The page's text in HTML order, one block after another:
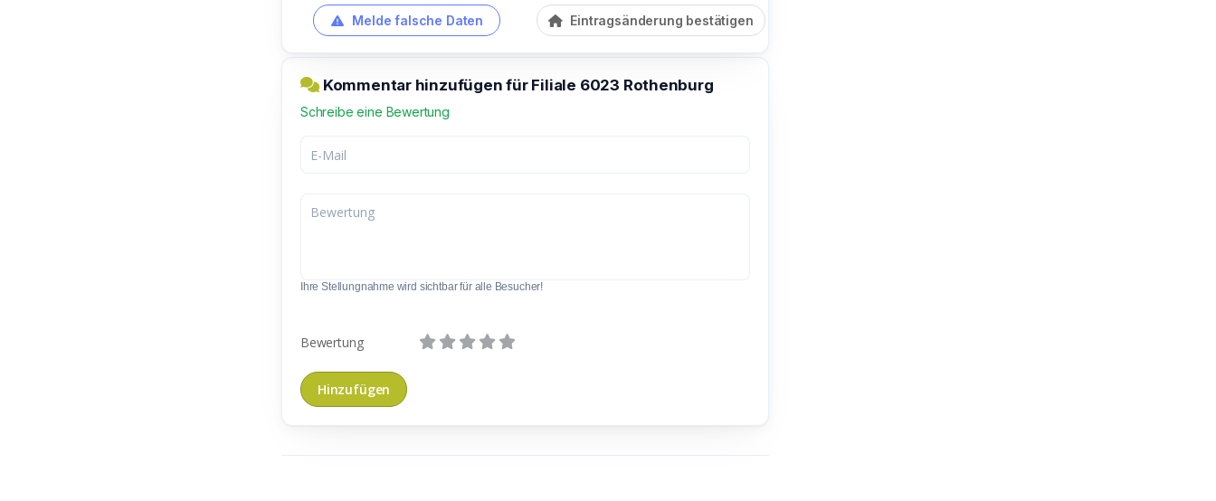
Melde falsche Daten Eintragsänderung bestätigen
Kommentar hinzufügen für Filiale 6023 Rothenburg
Schreibe eine Bewertung
Ihre Stellungnahme wird sichtbar für alle Besucher!
Bewertung